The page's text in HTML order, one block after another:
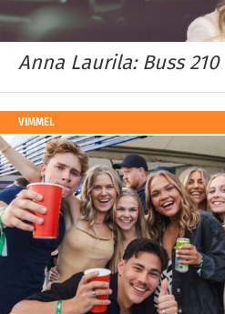
Anna Laurila: Buss
VIMMEL